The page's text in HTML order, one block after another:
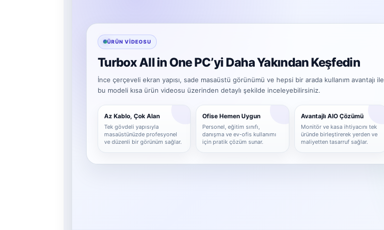
ÜRÜN VIDEOSU
Turbox All in One PC’yi Daha Yakından Keşfedin
İnce çerçeveli ekran yapısı, sade masaüstü görünümü ve hepsi bir arada kullanım avantajı ile
bu modeli kısa ürün videosu üzerinden detaylı şekilde inceleyebilirsiniz.
Az Kablo, Çok Alan
Tek gövdeli yapısıyla
masaüstünüzde profesyonel
ve düzenli bir görünüm sağlar.
Ofise Hemen Uygun
Personel, eğitim sınıfı,
danışma ve ev-ofis kullanımı
için pratik çözüm sunar.
Avantajlı AIO Çözümü
Monitör ve kasa ihtiyacını tek
üründe birleştirerek yerden ve
maliyetten tasarruf sağlar.